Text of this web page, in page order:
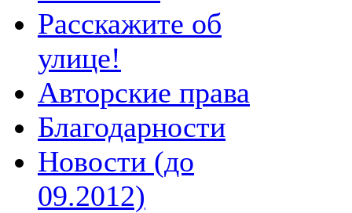
Расскажите об
улице!
Авторские права
Благодарности
Новости (до
09.2012)